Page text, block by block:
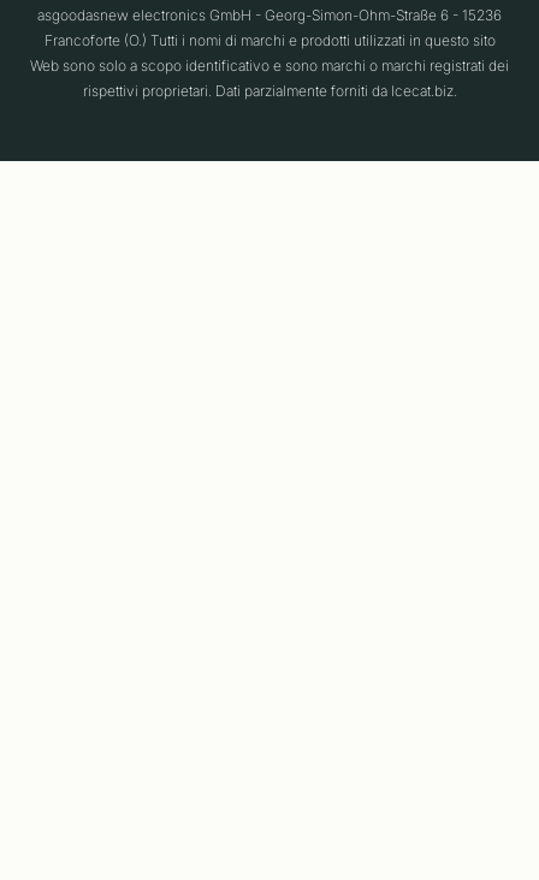
asgoodasnew electronics GmbH - Georg-Simon-Ohm-Straße 6 - 15236
Francoforte (O.) Tutti i nomi di marchi e prodotti utilizzati in questo sito
Web sono solo a scopo identificativo e sono marchi o marchi registrati dei
rispettivi proprietari. Dati parzialmente forniti da Icecat.biz.